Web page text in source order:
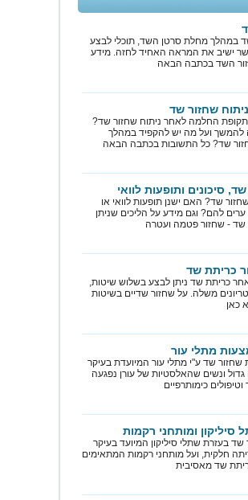
במהלך מחלת סרטן השד, תוכלי לבצע
ישיב את המראה האחיד לחזה. מידע
השד בכתבה הבאה
שחזור שד
החלמה לאחר ניתוח שחזור שד?
להמשך ועל מה יש להקפיד במהלך
שד? כל התשובות בכתבה הבאה
סיכונים ותופעות לוואי
שד? האם ישנן תופעות לוואי או
ערים להם? וגם מידע על הליכים שניתן
שד - שחזור פטמה ועטרה
כריתת שד
כריתת שד ניתן לבצע בשלוש שיטות,
משלה. על שחזור שדיים בשיטות
כאן
מתלי עור
שד ע"י מתלי עור המיועדת בעיקר
ונשים שהאלסטיות של עורן נפגעה
כימותרפיים
ומותחני רקמות
שד בעזרת שתלי סיליקון המיועד בעיקר
חלקית, ועל מותחני רקמות המתאימים
שד מאסיבית